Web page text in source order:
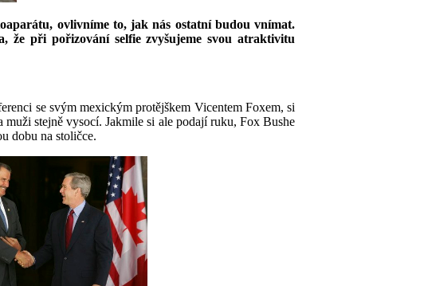
ovlivníme to, jak nás ostatní budou vnímat.
že při pořizování selfie zvyšujeme svou atraktivitu
se svým mexickým protějškem Vicentem Foxem, si
stejně vysocí. Jakmile si ale podají ruku, Fox Bushe
dobu na stoličce.